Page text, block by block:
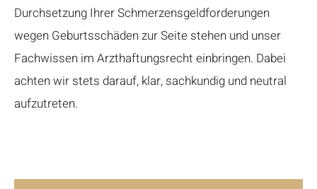
Durchsetzung Ihrer Schmerzensgeldforderungen
wegen Geburtsschäden zur Seite stehen und unser
Fachwissen im Arzthaftungsrecht einbringen. Dabei
achten wir stets darauf, klar, sachkundig und neutral
aufzutreten.